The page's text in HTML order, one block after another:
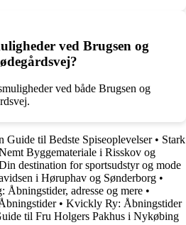
ved Brugsen og
ved både Brugsen og
Guide til Bedste Spiseoplevelser• Stark
Byggemateriale i Risskov og
destination for sportsudstyr og mode
i Høruphav og Sønderborg •
adresse og mere •
• Kvickly Ry: Åbningstider
til Fru Holgers Pakhus i Nykøbing